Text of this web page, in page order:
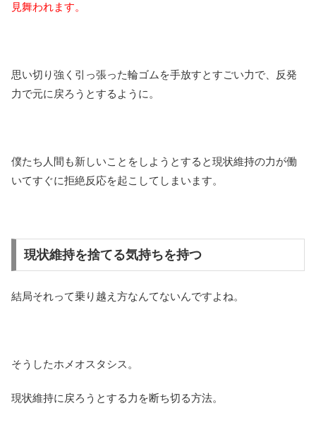
見舞われます。
思い切り強く引っ張った輪ゴムを手放すとすごい力で、反発
力で元に戻ろうとするように。
僕たち人間も新しいことをしようとすると現状維持の力が働
いてすぐに拒絶反応を起こしてしまいます。
現状維持を捨てる気持ちを持つ
結局それって乗り越え方なんてないんですよね。
そうしたホメオスタシス。
現状維持に戻ろうとする力を断ち切る方法。